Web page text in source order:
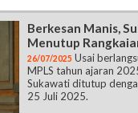
Berkesan Manis,
Menutup
26/07/2025 Usai
MPLS tahun ajaran
Sukawati ditutup
25 Juli 2025.